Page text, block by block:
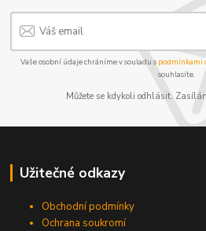
Vaše osobní údaje chráníme v souladu s podmínkami
souhlasíte.
Můžete se kdykoli odhlásit.
Užitečné odkazy
Obchodní podmínky
Ochrana soukromí